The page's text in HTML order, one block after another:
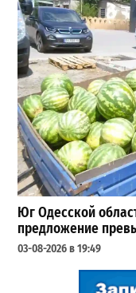
Юг Одесской
предложение
03-08-2026 в 19:49